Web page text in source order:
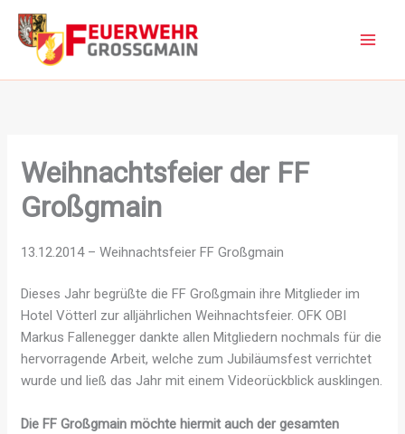
Zum
Inhalt
springen
Weihnachtsfeier der FF
Großgmain
13.12.2014 – Weihnachtsfeier FF Großgmain
Dieses Jahr begrüßte die FF Großgmain ihre Mitglieder im
Hotel Vötterl zur alljährlichen Weihnachtsfeier. OFK OBI
Markus Fallenegger dankte allen Mitgliedern nochmals für die
hervorragende Arbeit, welche zum Jubiläumsfest verrichtet
wurde und ließ das Jahr mit einem Videorückblick ausklingen.
Die FF Großgmain möchte hiermit auch der gesamten